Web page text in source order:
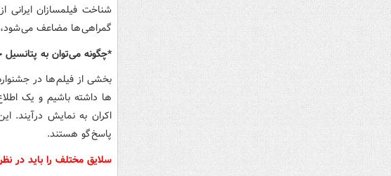
شناخت فیلمسازان ایرانی
گمراهی ها مضاعف می
*چگونه می‌توان به
بخشی از فیلم ها در
ها داشته باشیم و یک
اکران به نمایش درآیند.
پاسخ گو هستند.
سلایق مختلف را باید در